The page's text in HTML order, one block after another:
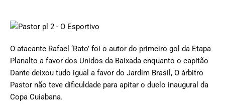
O atacante Rafael ‘Rato’ foi o autor do primeiro gol da Etapa
Planalto a favor dos Unidos da Baixada enquanto o capitão
Dante deixou tudo igual a favor do Jardim Brasil, O árbitro
Pastor não teve dificuldade para apitar o duelo inaugural da
Copa Cuiabana.